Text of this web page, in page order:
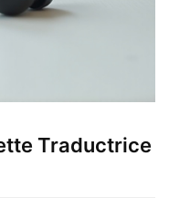
Traductrice